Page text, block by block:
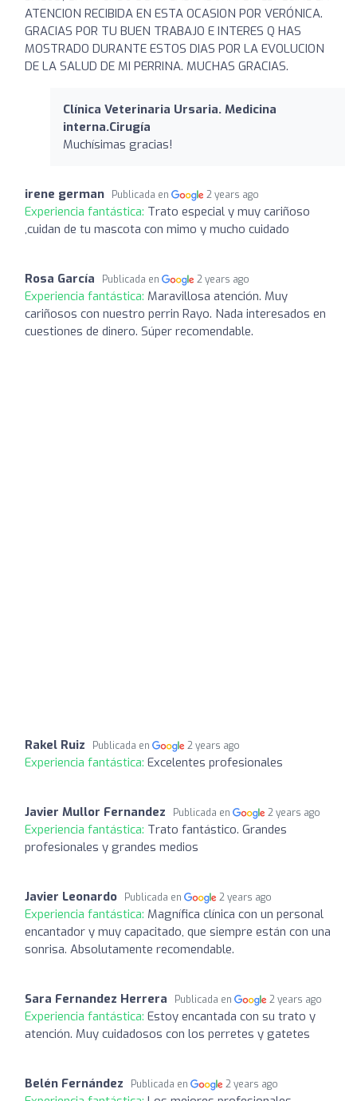
ATENCION RECIBIDA EN ESTA OCASION POR VERÓNICA.
GRACIAS POR TU BUEN TRABAJO E INTERES Q HAS
MOSTRADO DURANTE ESTOS DIAS POR LA EVOLUCION
DE LA SALUD DE MI PERRINA. MUCHAS GRACIAS.
Clínica Veterinaria Ursaria. Medicina
interna.Cirugía
Muchísimas gracias!
irene german Publicada en 2 years ago
Experiencia fantástica: Trato especial y muy cariñoso
,cuidan de tu mascota con mimo y mucho cuidado
Rosa García Publicada en 2 years ago
Experiencia fantástica: Maravillosa atención. Muy
cariñosos con nuestro perrin Rayo. Nada interesados en
cuestiones de dinero. Súper recomendable.
Rakel Ruiz Publicada en 2 years ago
Experiencia fantástica: Excelentes profesionales
Javier Mullor Fernandez Publicada en 2 years ago
Experiencia fantástica: Trato fantástico. Grandes
profesionales y grandes medios
Javier Leonardo Publicada en 2 years ago
Experiencia fantástica: Magnífica clínica con un personal
encantador y muy capacitado, que siempre están con una
sonrisa. Absolutamente recomendable.
Sara Fernandez Herrera Publicada en 2 years ago
Experiencia fantástica: Estoy encantada con su trato y
atención. Muy cuidadosos con los perretes y gatetes
Belén Fernández Publicada en 2 years ago